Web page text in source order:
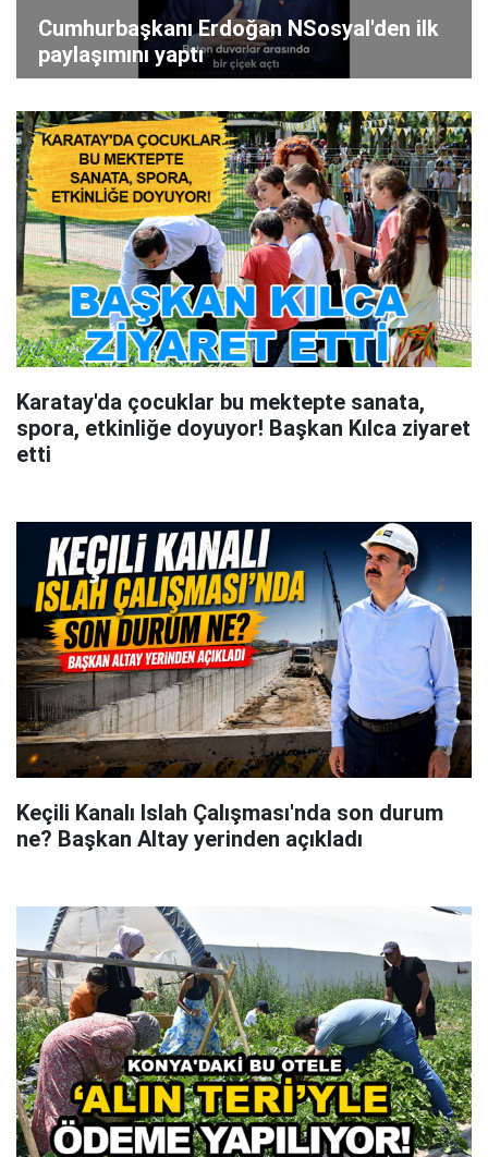
Cumhurbaşkanı Erdoğan NSosyal'den ilk
paylaşımını yaptı
Karatay'da çocuklar bu mektepte sanata,
spora, etkinliğe doyuyor! Başkan Kılca ziyaret
etti
Keçili Kanalı Islah Çalışması'nda son durum
ne? Başkan Altay yerinden açıkladı